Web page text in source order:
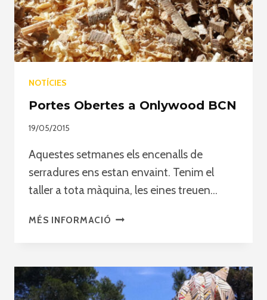
NOTÍCIES
Portes Obertes a Onlywood BCN
19/05/2015
Aquestes setmanes els encenalls de
serradures ens estan envaint. Tenim el
taller a tota màquina, les eines treuen…
MÉS INFORMACIÓ PORTES